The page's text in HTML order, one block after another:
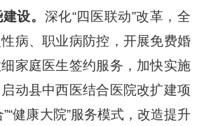
设。 深化“四医联动”改革，全
病、职业病防控，开展免费婚
家庭医生签约服务，加快实施
动县中西医结合医院改扩建项
”“健康大院”服务模式，改造提升